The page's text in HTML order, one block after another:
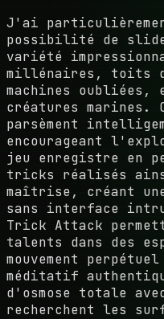
J'ai
possibilité de
variété
millénaires, toits
machines oubliées,
créatures marines.
parsèment
encourageant
jeu enregistre en
tricks réalisés
maîtrise, créant
sans interface
Trick Attack
talents dans des
mouvement
méditatif
d'osmose totale
recherchent les